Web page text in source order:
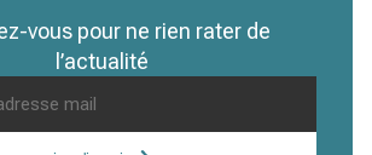
vous pour ne rien rater de
l’actualité